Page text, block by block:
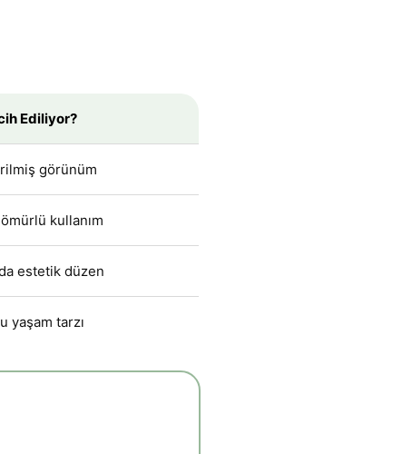
Ediliyor?
görünüm
kullanım
estetik düzen
yaşam tarzı